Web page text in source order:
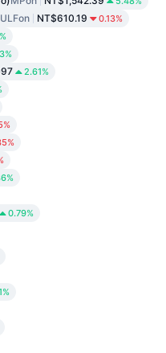
NT$610.19 0.13%
2.61%
0.79%